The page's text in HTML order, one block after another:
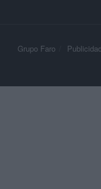
Grupo Faro Publicidad